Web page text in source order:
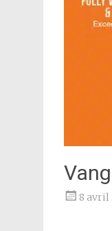
8 avril